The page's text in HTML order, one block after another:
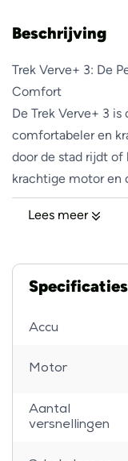
Beschrijving
Trek Verve+ 3: De
Comfort
De Trek Verve+ 3
comfortabeler en
door de stad rijdt
krachtige motor en
perfect voor zowel
zadel.
Bosch
De Bosch
nu in de stad fietst
motor biedt een
ondersteunt bij elke
400 Wh Accu:
Lees meer
Specificaties
Accu
Motor
Aantal
versnellingen